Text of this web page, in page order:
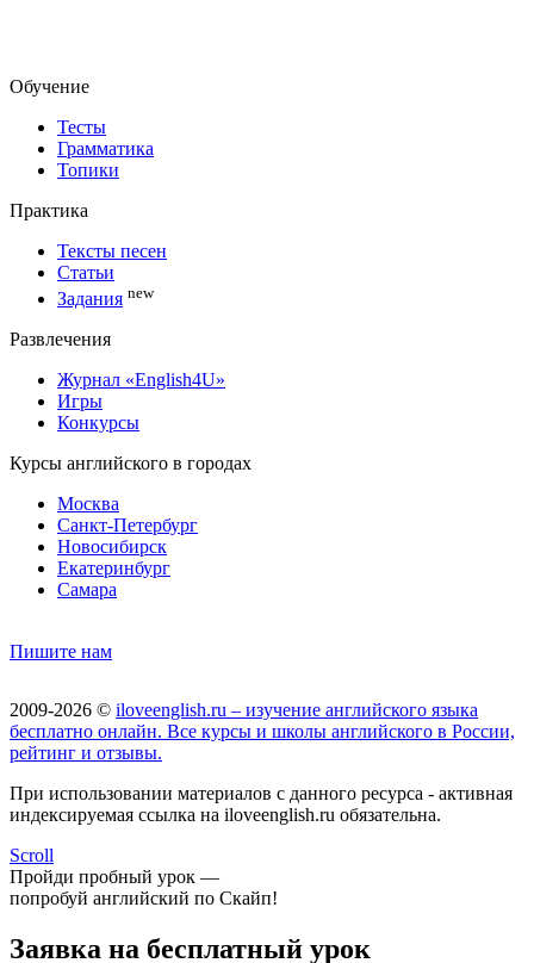
Обучение
Тесты
Грамматика
Топики
Практика
Тексты песен
Статьи
Задания new
Развлечения
Журнал «English4U»
Игры
Конкурсы
Курсы английского в городах
Москва
Санкт-Петербург
Новосибирск
Екатеринбург
Самара
Пишите нам
2009-2026 © iloveenglish.ru – изучение английского языка
бесплатно онлайн. Все курсы и школы английского в России,
рейтинг и отзывы.
При использовании материалов с данного ресурса - активная
индексируемая ссылка на iloveenglish.ru обязательна.
Scroll
Пройди пробный урок —
попробуй английский по Скайп!
Заявка на бесплатный урок